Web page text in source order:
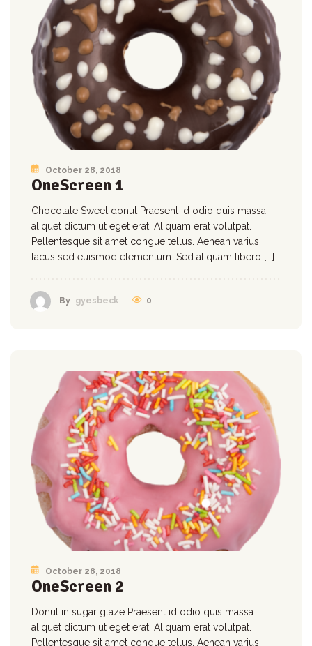
October 28, 2018
OneScreen 1
Chocolate Sweet donut Praesent id odio quis massa
aliquet dictum ut eget erat. Aliquam erat volutpat.
Pellentesque sit amet congue tellus. Aenean varius
lacus sed euismod elementum. Sed aliquam libero [...]
By gyesbeck 0
October 28, 2018
OneScreen 2
Donut in sugar glaze Praesent id odio quis massa
aliquet dictum ut eget erat. Aliquam erat volutpat.
Pellentesque sit amet congue tellus. Aenean varius